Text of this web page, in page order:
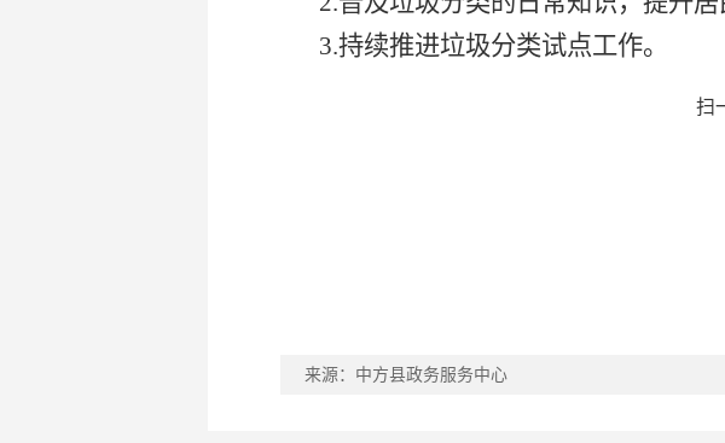
3.持续推进垃圾分类试点工作。
扫
来源：中方县政务服务中心